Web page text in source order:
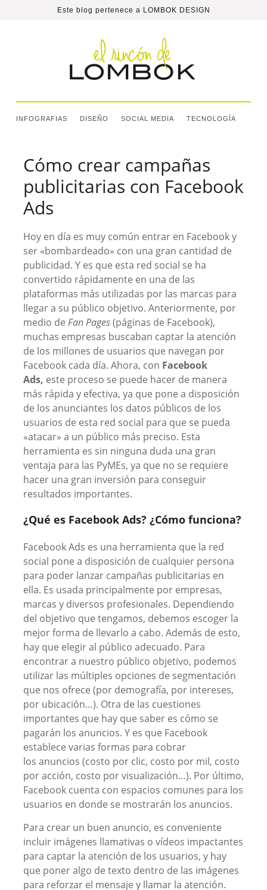
Este blog pertenece a LOMBOK DESIGN
INFOGRAFIAS DISEÑO SOCIAL MEDIA TECNOLOGÍA
Cómo crear campañas
publicitarias con Facebook
Ads
Hoy en día es muy común entrar en Facebook y
ser «bombardeado» con una gran cantidad de
publicidad. Y es que esta red social se ha
convertido rápidamente en una de las
plataformas más utilizadas por las marcas para
llegar a su público objetivo. Anteriormente, por
medio de Fan Pages(páginas de Facebook),
muchas empresas buscaban captar la atención
de los millones de usuarios que navegan por
Facebook cada día. Ahora, con Facebook
Ads, este proceso se puede hacer de manera
más rápida y efectiva, ya que pone a disposición
de los anunciantes los datos públicos de los
usuarios de esta red social para que se pueda
«atacar» a un público más preciso. Esta
herramienta es sin ninguna duda una gran
ventaja para las PyMEs, ya que no se requiere
hacer una gran inversión para conseguir
resultados importantes.
¿Qué es Facebook Ads? ¿Cómo funciona?
Facebook Ads es una herramienta que la red
social pone a disposición de cualquier persona
para poder lanzar campañas publicitarias en
ella. Es usada principalmente por empresas,
marcas y diversos profesionales. Dependiendo
del objetivo que tengamos, debemos escoger la
mejor forma de llevarlo a cabo. Además de esto,
hay que elegir al público adecuado. Para
encontrar a nuestro público objetivo, podemos
utilizar las múltiples opciones de segmentación
que nos ofrece (por demografía, por intereses,
por ubicación…). Otra de las cuestiones
importantes que hay que saber es cómo se
pagarán los anuncios. Y es que Facebook
establece varias formas para cobrar
los anuncios (costo por clic, costo por mil, costo
por acción, costo por visualización…). Por último,
Facebook cuenta con espacios comunes para los
usuarios en donde se mostrarán los anuncios.
Para crear un buen anuncio, es conveniente
incluir imágenes llamativas o vídeos impactantes
para captar la atención de los usuarios, y hay
que poner algo de texto dentro de las imágenes
para reforzar el mensaje y llamar la atención.